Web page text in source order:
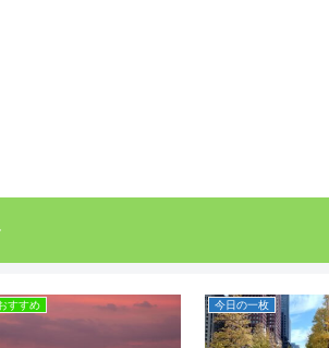
すすめ 今日の一枚